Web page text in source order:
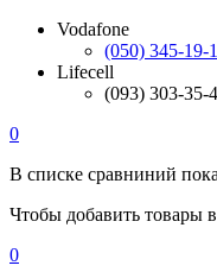
Vodafone
(050) 345-19-
Lifecell
(093) 303-35-
0
В списке сравниний
Чтобы добавить товары
0